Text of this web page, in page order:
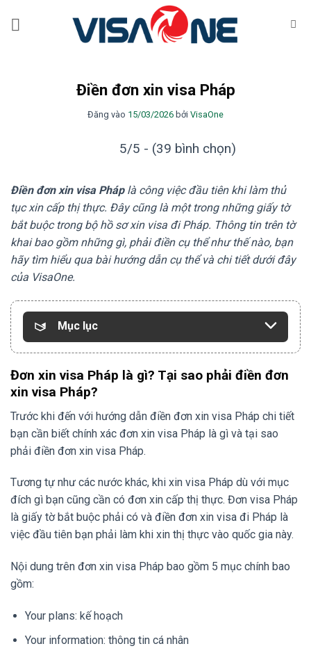
Điền đơn xin visa Pháp
Đăng vào 15/03/2026 bởi VisaOne
5/5 - (39 bình chọn)
Điền đơn xin visa Pháplà công việc đầu tiên khi làm thủ
tục xin cấp thị thực. Đây cũng là một trong những giấy tờ
bắt buộc trong bộ hồ sơ xin visa đi Pháp. Thông tin trên tờ
khai bao gồm những gì, phải điền cụ thể như thế nào, bạn
hãy tìm hiểu qua bài hướng dẫn cụ thể và chi tiết dưới đây
của VisaOne.
Mục lục
Đơn xin visa Pháp là gì? Tại sao phải điền đơn
xin visa Pháp?
Trước khi đến với hướng dẫn điền đơn xin visa Pháp chi tiết
bạn cần biết chính xác đơn xin visa Pháp là gì và tại sao
phải điền đơn xin visa Pháp.
Tương tự như các nước khác, khi xin visa Pháp dù với mục
đích gì bạn cũng cần có đơn xin cấp thị thực. Đơn visa Pháp
là giấy tờ bắt buộc phải có và điền đơn xin visa đi Pháp là
việc đầu tiên bạn phải làm khi xin thị thực vào quốc gia này.
Nội dung trên đơn xin visa Pháp bao gồm 5 mục chính bao
gồm:
Your plans: kế hoạch
Your information: thông tin cá nhân